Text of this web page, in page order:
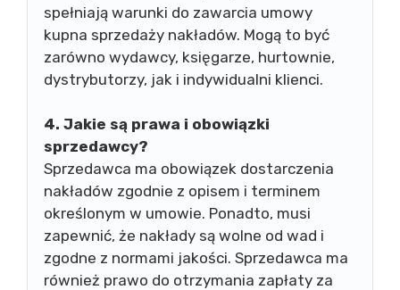
spełniają warunki do zawarcia umowy
kupna sprzedaży nakładów. Mogą to być
zarówno wydawcy, księgarze, hurtownie,
dystrybutorzy, jak i indywidualni klienci.
4. Jakie są prawa i obowiązki
sprzedawcy?
Sprzedawca ma obowiązek dostarczenia
nakładów zgodnie z opisem i terminem
określonym w umowie. Ponadto, musi
zapewnić, że nakłady są wolne od wad i
zgodne z normami jakości. Sprzedawca ma
również prawo do otrzymania zapłaty za